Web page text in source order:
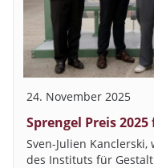
24. November 2025
Sprengel Preis
Sven-Julien
des Instituts für